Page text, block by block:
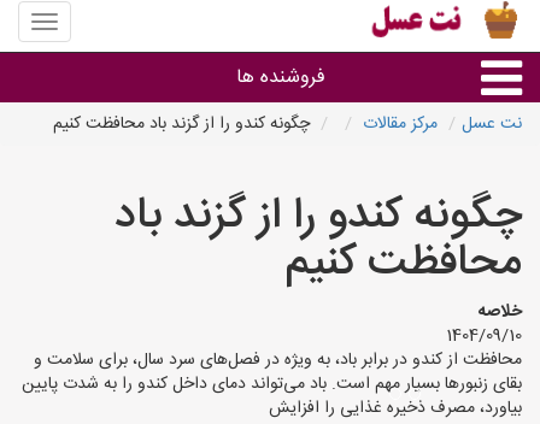
منوی
سایت
عسل
فروشنده ها
استان ها
نت عسل مرکز مقالات چگونه کندو را از گزند باد محافظت کنیم
چگونه کندو را از گزند باد
محافظت کنیم
خلاصه
1404/09/10
محافظت از کندو در برابر باد، به ویژه در فصل‌های سرد سال، برای سلامت و
بقای زنبورها بسیار مهم است. باد می‌تواند دمای داخل کندو را به شدت پایین
بیاورد، مصرف ذخیره غذایی را افزایش